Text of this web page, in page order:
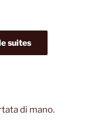
suites
di mano.